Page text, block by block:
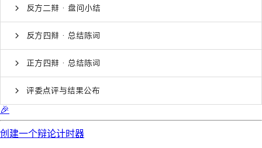
反方二辩 · 盘问小结
反方四辩 · 总结陈词
正方四辩 · 总结陈词
评委点评与结果公布
🎉
创建一个辩论计时器